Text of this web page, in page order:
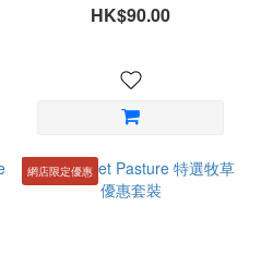
HK$90.00
網店限定優惠